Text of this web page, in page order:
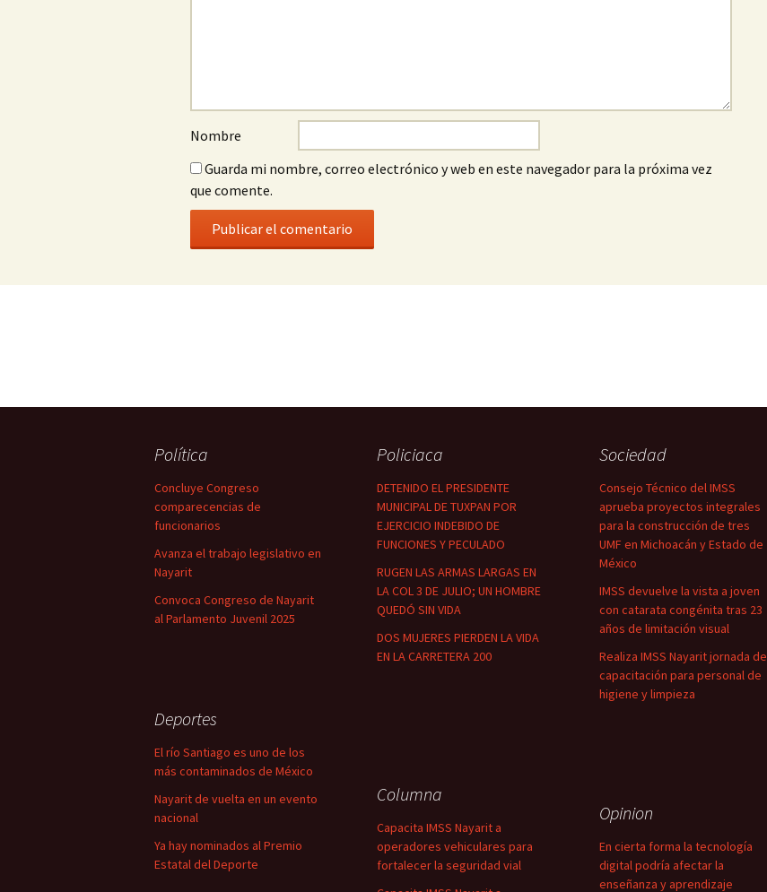
Nombre
Guarda mi nombre, correo electrónico y web en este navegador para la próxima vez
que comente.
Política
Concluye Congreso
comparecencias de
funcionarios
Avanza el trabajo legislativo en
Nayarit
Convoca Congreso de Nayarit
al Parlamento Juvenil 2025
Policiaca
DETENIDO EL PRESIDENTE
MUNICIPAL DE TUXPAN POR
EJERCICIO INDEBIDO DE
FUNCIONES Y PECULADO
RUGEN LAS ARMAS LARGAS EN
LA COL 3 DE JULIO; UN HOMBRE
QUEDÓ SIN VIDA
DOS MUJERES PIERDEN LA VIDA
EN LA CARRETERA 200
Sociedad
Consejo Técnico del IMSS
aprueba proyectos integrales
para la construcción de tres
UMF en Michoacán y Estado de
México
IMSS devuelve la vista a joven
con catarata congénita tras 23
años de limitación visual
Realiza IMSS Nayarit jornada de
capacitación para personal de
higiene y limpieza
Deportes
El río Santiago es uno de los
más contaminados de México
Nayarit de vuelta en un evento
nacional
Ya hay nominados al Premio
Estatal del Deporte
Columna
Capacita IMSS Nayarit a
operadores vehiculares para
fortalecer la seguridad vial
Opinion
En cierta forma la tecnología
digital podría afectar la
enseñanza y aprendizaje